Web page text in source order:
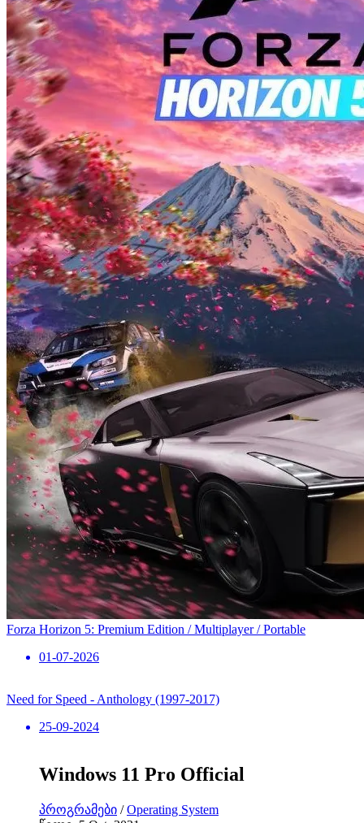
Forza Horizon 5: Premium Edition / Multiplayer / Portable
01-07-2026
Need for Speed ​​- Anthology (1997-2017)
25-09-2024
Windows 11 Pro Official
პროგრამები /Operating System